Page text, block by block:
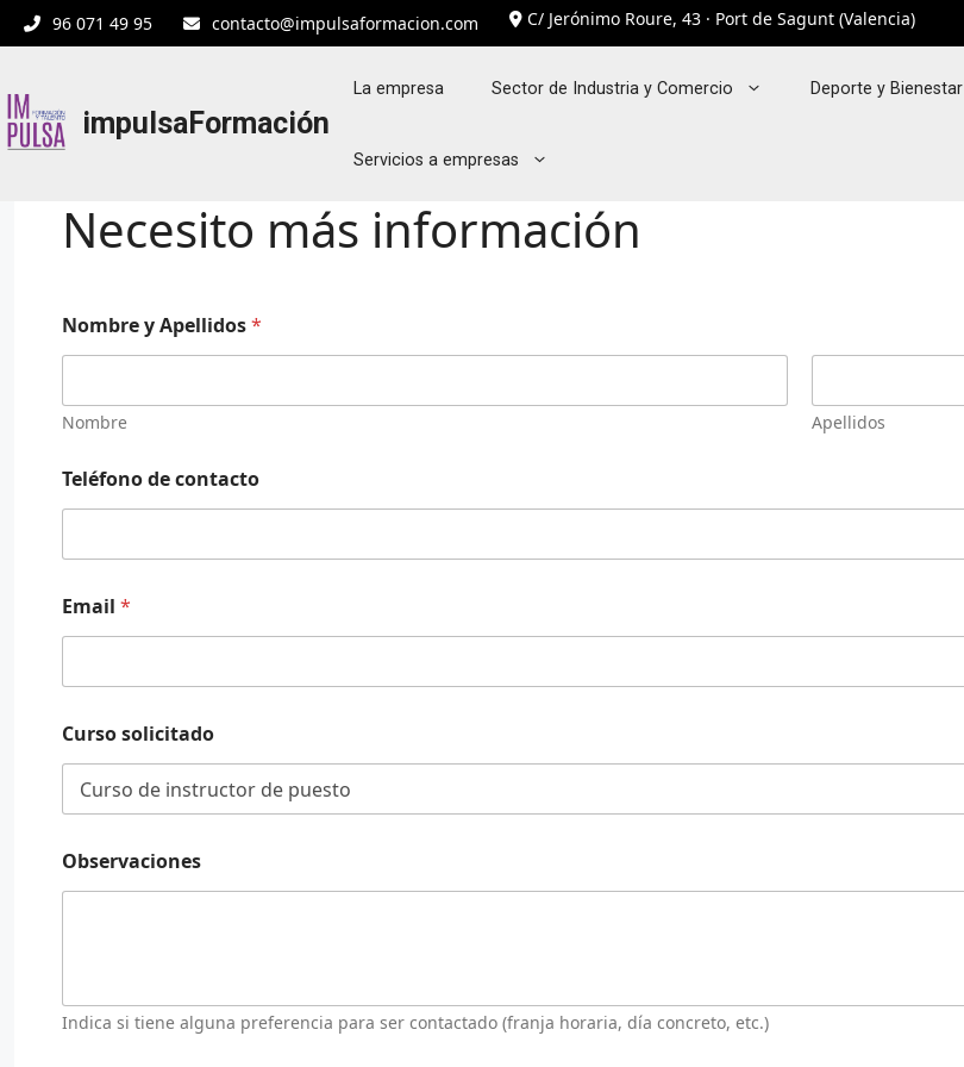
Saltar
al
96 071 49 95 contacto@impulsaformacion.com C/ Jerónimo Roure, 43 · Port de Sagunt (Valencia)
impulsaFormación
La empresa Sector de Industria y Comercio Deporte y Bienestar
Servicios a empresas
Necesito más información
Nombre y Apellidos*
Nombre Apellidos
Teléfono de contacto
Email *
Curso solicitado
r
o
i
ó
Observaciones
Indica si tiene alguna preferencia para ser contactado (franja horaria, día concreto, etc.)